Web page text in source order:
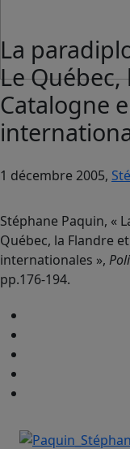
La
Le
Catalogne
1 décembre 2005,
Stéphane Paquin, «
Québec, la Flandre
internationales »,
pp.176-194.